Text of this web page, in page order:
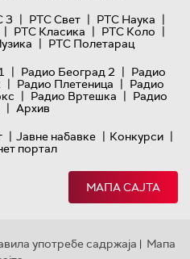
3 | РТС Свет | РТС Наука |
| РТС Класика | РТС Коло |
| РТС Полетарац
| Радио Београд 2 | Радио
| Радио Плетеница | Радио
| Радио Вртешка | Радио
| Архив
| Јавне набавке | Конкурси |
портал
МАПА САЈТА
употребе садржаја | Мапа